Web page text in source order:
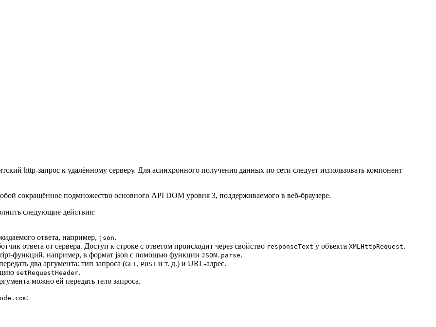
http-запрос к удалённому серверу. Для асинхронного получения данных по сети следует использовать компонент
сокращённое подмножество основного API DOM уровня 3, поддерживаемого в веб-браузере.
следующие действия:
ответа, например, json.
ответа от сервера. Доступ к строке с ответом происходит через свойство responseText у объекта XMLHttpRequest.
функций, например, в формат json с помощью функции JSON.parse.
два аргумента: тип запроса (GET, POST и т. д.) и URL-адрес.
setRequestHeader.
можно ей передать тело запроса.
: